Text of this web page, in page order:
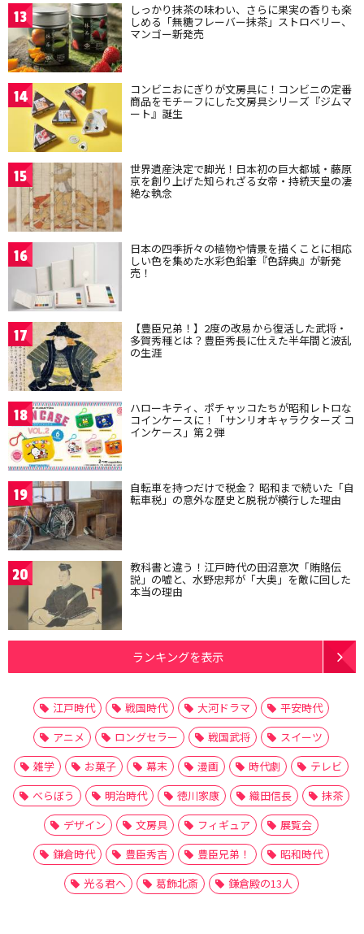
13 しっかり抹茶の味わい、さらに果実の香りも楽
しめる「無糖フレーバー抹茶」ストロベリー、
マンゴー新発売
14 コンビニおにぎりが文房具に！コンビニの定番
商品をモチーフにした文房具シリーズ『ジムマ
ート』誕生
15 世界遺産決定で脚光！日本初の巨大都城・藤原
京を創り上げた知られざる女帝・持統天皇の凄
絶な執念
16 日本の四季折々の植物や情景を描くことに相応
しい色を集めた水彩色鉛筆『色辞典』が新発
売！
17 【豊臣兄弟！】2度の改易から復活した武将・
多賀秀種とは？豊臣秀長に仕えた半年間と波乱
の生涯
18 ハローキティ、ポチャッコたちが昭和レトロな
コインケースに！「サンリオキャラクターズ コ
インケース」第２弾
19 自転車を持つだけで税金？ 昭和まで続いた「自
転車税」の意外な歴史と脱税が横行した理由
20 教科書と違う！江戸時代の田沼意次「賄賂伝
説」の嘘と、水野忠邦が「大奥」を敵に回した
本当の理由
ランキングを表示
江戸時代 戦国時代 大河ドラマ
平安時代
アニメ
ロングセラー 戦国武将
スイーツ
雑学
お菓子 幕末 漫画 時代劇
テレビ
べらぼう
明治時代 徳川家康 織田信長
抹茶
デザイン
文房具 フィギュア
展覧会
鎌倉時代
豊臣秀吉 豊臣兄弟！
昭和時代
光る君へ
葛飾北斎 鎌倉殿の13人